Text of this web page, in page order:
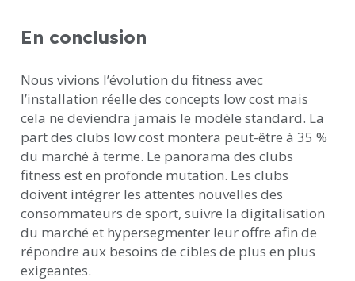
En conclusion
Nous vivions l’évolution du fitness avec
l’installation réelle des concepts low cost mais
cela ne deviendra jamais le modèle standard. La
part des clubs low cost montera peut-être à 35 %
du marché à terme. Le panorama des clubs
fitness est en profonde mutation. Les clubs
doivent intégrer les attentes nouvelles des
consommateurs de sport, suivre la digitalisation
du marché et hypersegmenter leur offre afin de
répondre aux besoins de cibles de plus en plus
exigeantes.